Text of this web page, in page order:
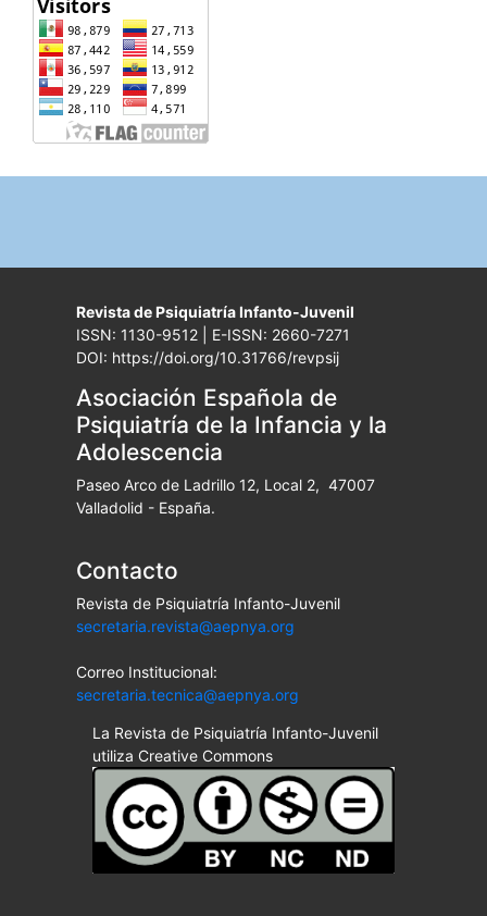
Revista de Psiquiatría Infanto-Juvenil
ISSN: 1130-9512 | E-ISSN: 2660-7271
DOI: https://doi.org/10.31766/revpsij
Asociación Española de
Psiquiatría de la Infancia y la
Adolescencia
Paseo Arco de Ladrillo 12, Local 2, 47007
Valladolid - España.
Contacto
Revista de Psiquiatría Infanto-Juvenil
secretaria.revista@aepnya.org
Correo Institucional:
secretaria.tecnica@aepnya.org
La Revista de Psiquiatría Infanto-Juvenil
utiliza Creative Commons